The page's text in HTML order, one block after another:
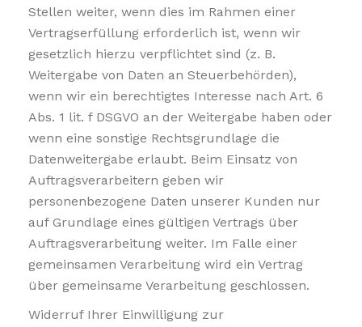
Stellen weiter, wenn dies im Rahmen einer
Vertragserfüllung erforderlich ist, wenn wir
gesetzlich hierzu verpflichtet sind (z. B.
Weitergabe von Daten an Steuerbehörden),
wenn wir ein berechtigtes Interesse nach Art. 6
Abs. 1 lit. f DSGVO an der Weitergabe haben oder
wenn eine sonstige Rechtsgrundlage die
Datenweitergabe erlaubt. Beim Einsatz von
Auftragsverarbeitern geben wir
personenbezogene Daten unserer Kunden nur
auf Grundlage eines gültigen Vertrags über
Auftragsverarbeitung weiter. Im Falle einer
gemeinsamen Verarbeitung wird ein Vertrag
über gemeinsame Verarbeitung geschlossen.
Widerruf Ihrer Einwilligung zur